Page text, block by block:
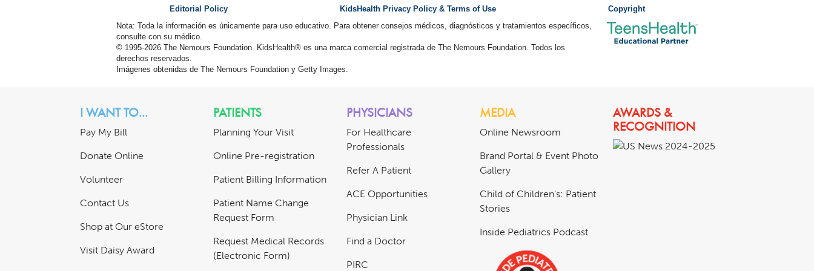
Editorial Policy KidsHealth Privacy Policy & Terms of Use
Copyright
Nota: Toda la información es únicamente para uso educativo. Para obtener consejos médicos, diagnósticos y tratamientos específicos,
consulte con su médico.
© 1995-2026 The Nemours Foundation. KidsHealth® es una marca comercial registrada de The Nemours Foundation. Todos los
derechos reservados.
Imágenes obtenidas de The Nemours Foundation y Getty Images.
I WANT TO...
Pay My Bill
Donate Online
Volunteer
Contact Us
Shop at Our eStore
Visit Daisy Award
PATIENTS
Planning Your Visit
Online Pre-registration
Patient Billing Information
Patient Name Change
Request Form
Request Medical Records
(Electronic Form)
PHYSICIANS
For Healthcare
Professionals
Refer A Patient
ACE Opportunities
Physician Link
Find a Doctor
PIRC
MEDIA
Online Newsroom
Brand Portal & Event Photo
Gallery
Child of Children's: Patient
Stories
Inside Pediatrics Podcast
AWARDS &
RECOGNITION